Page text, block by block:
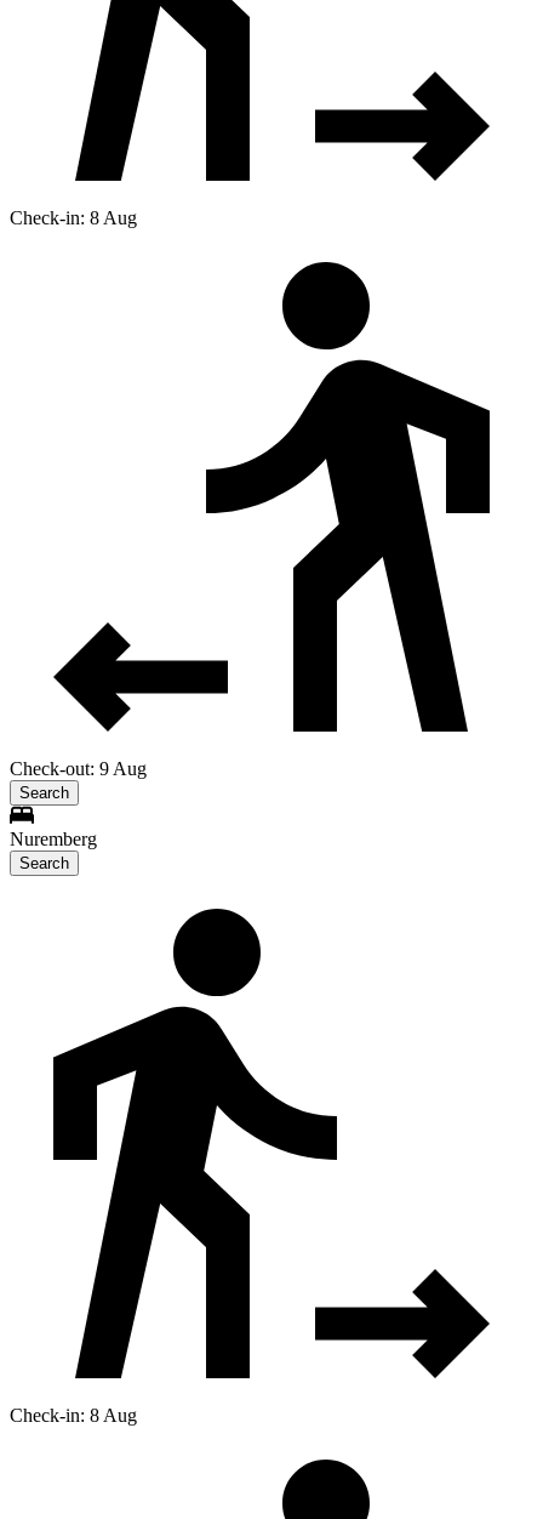
Check-in: 8 Aug
Check-out: 9 Aug
Search
Nuremberg
Search
Check-in: 8 Aug